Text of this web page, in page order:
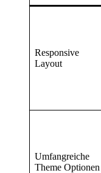
Responsive
Layout
Umfangreiche
Theme Optionen